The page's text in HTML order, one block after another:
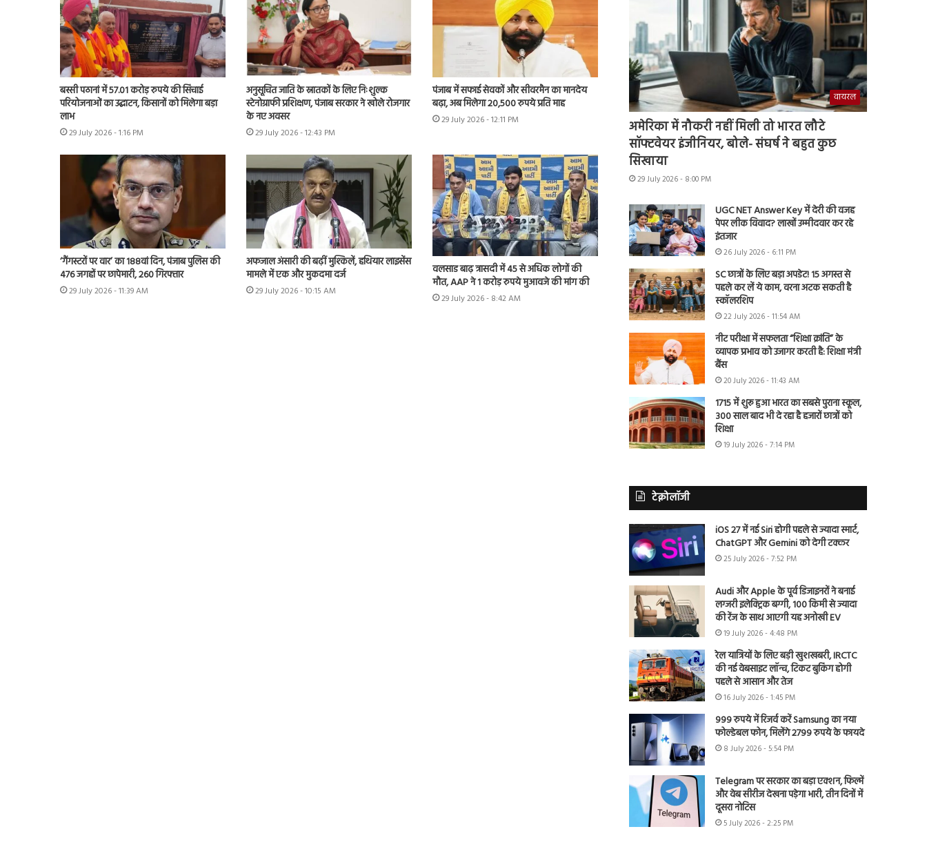
बस्सी पठानां में 57.01 करोड़ रुपये की सिंचाई
परियोजनाओं का उद्घाटन, किसानों को मिलेगा बड़ा
लाभ
29 July 2026 - 1:16 PM
अनुसूचित जाति के स्नातकों के लिए निःशुल्क
स्टेनोग्राफी प्रशिक्षण, पंजाब सरकार ने खोले रोजगार
के नए अवसर
29 July 2026 - 12:43 PM
पंजाब में सफाई सेवकों और सीवरमैन का मानदेय
बढ़ा, अब मिलेगा 20,500 रुपये प्रति माह
29 July 2026 - 12:11 PM
‘गैंगस्टरों पर वार’ का 188वां दिन, पंजाब पुलिस की
476 जगहों पर छापेमारी, 260 गिरफ्तार
29 July 2026 - 11:39 AM
अफजाल अंसारी की बढ़ीं मुश्किलें, हथियार लाइसेंस
मामले में एक और मुकदमा दर्ज
29 July 2026 - 10:15 AM
वलसाड बाढ़ त्रासदी में 45 से अधिक लोगों की
मौत, AAP ने 1 करोड़ रुपये मुआवजे की मांग की
29 July 2026 - 8:42 AM
वायरल
अमेरिका में नौकरी नहीं मिली तो भारत लौटे
सॉफ्टवेयर इंजीनियर, बोले- संघर्ष ने बहुत कुछ
सिखाया
29 July 2026 - 8:00 PM
UGC NET Answer Key में देरी की वजह
पेपर लीक विवाद? लाखों उम्मीदवार कर रहे
इंतजार
26 July 2026 - 6:11 PM
SC छात्रों के लिए बड़ा अपडेट! 15 अगस्त से
पहले कर लें ये काम, वरना अटक सकती है
स्कॉलरशिप
22 July 2026 - 11:54 AM
नीट परीक्षा में सफलता “शिक्षा क्रांति” के
व्यापक प्रभाव को उजागर करती है: शिक्षा मंत्री
बैंस
20 July 2026 - 11:43 AM
1715 में शुरू हुआ भारत का सबसे पुराना स्कूल,
300 साल बाद भी दे रहा है हजारों छात्रों को
शिक्षा
19 July 2026 - 7:14 PM
टेक्नोलॉजी
iOS 27 में नई Siri होगी पहले से ज्यादा स्मार्ट,
ChatGPT और Gemini को देगी टक्कर
25 July 2026 - 7:52 PM
Audi और Apple के पूर्व डिजाइनरों ने बनाई
लग्जरी इलेक्ट्रिक बग्गी, 100 किमी से ज्यादा
की रेंज के साथ आएगी यह अनोखी EV
19 July 2026 - 4:48 PM
रेल यात्रियों के लिए बड़ी खुशखबरी, IRCTC
की नई वेबसाइट लॉन्च, टिकट बुकिंग होगी
पहले से आसान और तेज
16 July 2026 - 1:45 PM
999 रुपये में रिजर्व करें Samsung का नया
फोल्डेबल फोन, मिलेंगे 2799 रुपये के फायदे
8 July 2026 - 5:54 PM
Telegram पर सरकार का बड़ा एक्शन, फिल्में
और वेब सीरीज देखना पड़ेगा भारी, तीन दिनों में
दूसरा नोटिस
5 July 2026 - 2:25 PM